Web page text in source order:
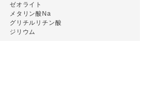
ゼオライト
メタリン酸Na
グリチルリチン酸
ジリウム